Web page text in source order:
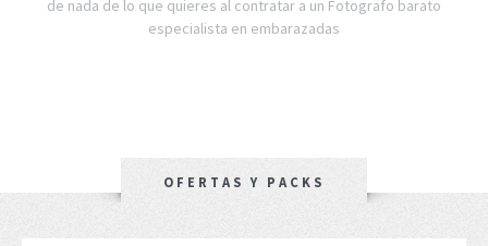
de nada de lo que quieres al contratar a un Fotografo barato
especialista en embarazadas
OFERTAS Y PACKS